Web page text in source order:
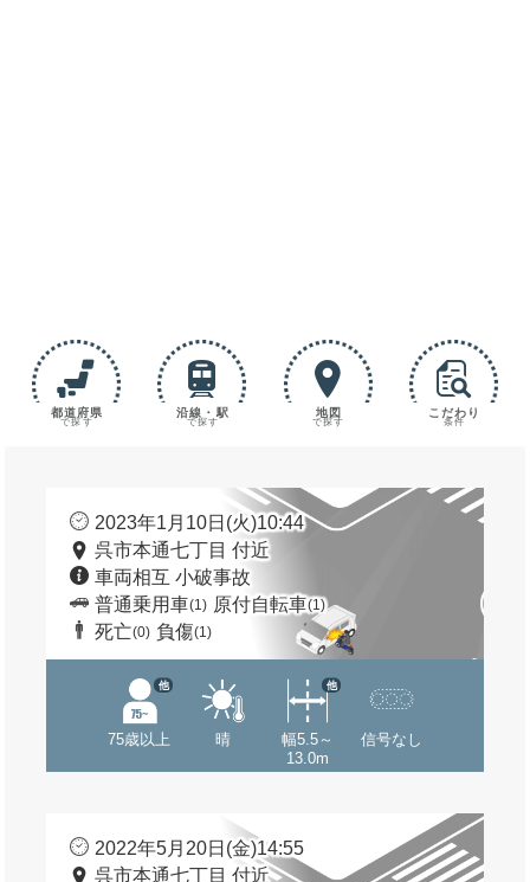
都道府県
で探す
沿線・駅
で探す
地図
で探す
こだわり
条件
2023年1月10日(火)10:44
呉市本通七丁目 付近
車両相互 小破事故
普通乗用車(1) 原付自転車(1)
死亡(0) 負傷(1)
75歳以上
他
晴
幅5.5～
13.0m
他
信号なし
2022年5月20日(金)14:55
呉市本通七丁目 付近